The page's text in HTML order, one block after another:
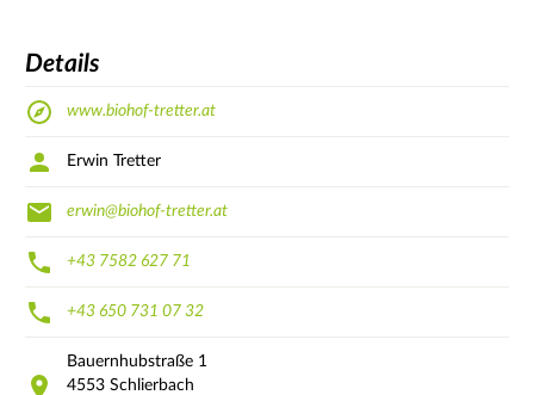
Details
www.biohof-tretter.at
Erwin Tretter
erwin@biohof-tretter.at
+43 7582 627 71
+43 650 731 07 32
Bauernhubstraße 1
4553 Schlierbach